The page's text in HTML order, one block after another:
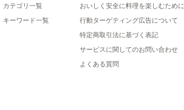
カテゴリ一覧
キーワード一覧
おいしく安全に料理を楽しむために
行動ターゲティング広告について
特定商取引法に基づく表記
サービスに関してのお問い合わせ
よくある質問